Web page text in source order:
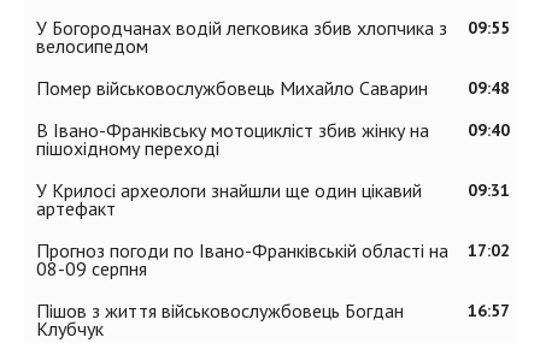
09:55
У Богородчанах водій легковика збив хлопчика з
велосипедом
09:48
Помер військовослужбовець Михайло Саварин
09:40
В Івано-Франківську мотоцикліст збив жінку на
пішохідному переході
09:31
У Крилосі археологи знайшли ще один цікавий
артефакт
17:02
Прогноз погоди по Івано-Франківській області на
08-09 серпня
16:57
Пішов з життя військовослужбовець Богдан
Клубчук